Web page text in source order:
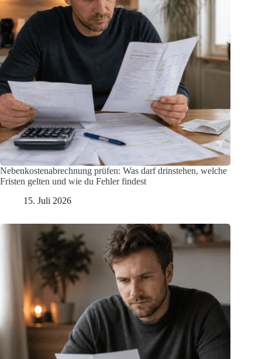
Nebenkostenabrechnung prüfen: Was darf drinstehen, welche
Fristen gelten und wie du Fehler findest
15. Juli 2026